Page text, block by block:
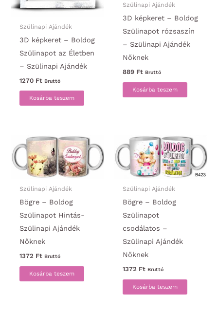
Szülinapi Ajándék
3D képkeret – Boldog
Szülinapot az Életben
– Szülinapi Ajándék
1270 Ft Bruttó
Kosárba teszem
Szülinapi Ajándék
3D képkeret – Boldog
Szülinapot rózsaszín
– Szülinapi Ajándék
Nőknek
889 Ft Bruttó
Kosárba teszem
Szülinapi Ajándék
Bögre – Boldog
Szülinapot Hintás-
Szülinapi Ajándék
Nőknek
1372 Ft Bruttó
Kosárba teszem
Szülinapi Ajándék
Bögre – Boldog
Szülinapot
csodálatos –
Szülinapi Ajándék
Nőknek
1372 Ft Bruttó
Kosárba teszem